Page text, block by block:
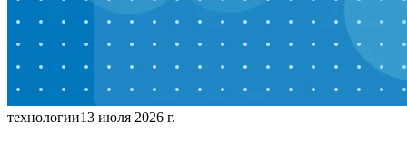
технологии13 июля 2026 г.